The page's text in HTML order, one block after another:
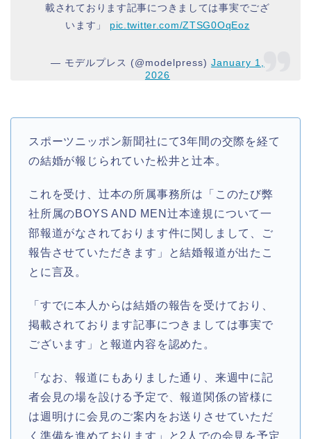
載されております記事につきましては事実でござ
います」 pic.twitter.com/ZTSG0OqEoz
— モデルプレス (@modelpress) January 1,
2026
スポーツニッポン新聞社にて3年間の交際を経て
の結婚が報じられていた松井と辻本。
これを受け、辻本の所属事務所は「このたび弊
社所属のBOYS AND MEN辻本達規について一
部報道がなされております件に関しまして、ご
報告させていただきます」と結婚報道が出たこ
とに言及。
「すでに本人からは結婚の報告を受けており、
掲載されております記事につきましては事実で
ございます」と報道内容を認めた。
「なお、報道にもありました通り、来週中に記
者会見の場を設ける予定で、報道関係の皆様に
は週明けに会見のご案内をお送りさせていただ
く準備を進めております」と2人での会見を予定